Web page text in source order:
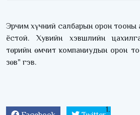
Эрчим хүчний салбарын орон тооны
ёстой. Хувийн хэвшлийн
төрийн өмчит компаниудын орон
зөв" гэв.